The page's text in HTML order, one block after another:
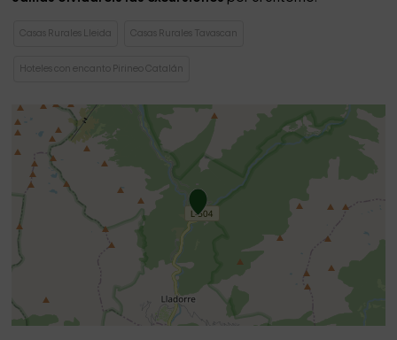
Casas Rurales Lleida Casas Rurales Tavascan
Hoteles con encanto Pirineo Catalán